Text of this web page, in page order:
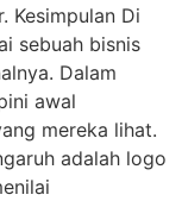
Kesimpulan Di
sebuah bisnis
Dalam
awal
mereka lihat.
adalah logo